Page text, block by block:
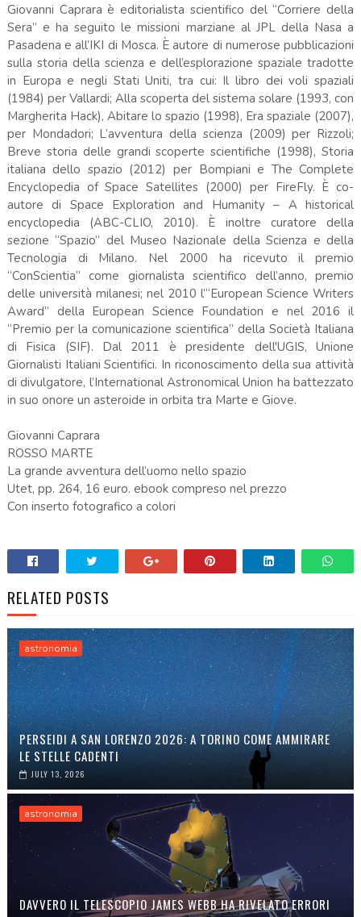
Giovanni Caprara è editorialista scientifico del “Corriere della
Sera” e ha seguito le missioni marziane al JPL della Nasa a
Pasadena e all’IKI di Mosca. È autore di numerose pubblicazioni
sulla storia della scienza e dell’esplorazione spaziale tradotte
in Europa e negli Stati Uniti, tra cui: Il libro dei voli spaziali
(1984) per Vallardi; Alla scoperta del sistema solare (1993, con
Margherita Hack), Abitare lo spazio (1998), Era spaziale (2007),
per Mondadori; L’avventura della scienza (2009) per Rizzoli;
Breve storia delle grandi scoperte scientifiche (1998), Storia
italiana dello spazio (2012) per Bompiani e The Complete
Encyclopedia of Space Satellites (2000) per FireFly. È co-
autore di Space Exploration and Humanity – A historical
encyclopedia (ABC-CLIO, 2010). È inoltre curatore della
sezione “Spazio” del Museo Nazionale della Scienza e della
Tecnologia di Milano. Nel 2000 ha ricevuto il premio
“ConScientia” come giornalista scientifico dell’anno, premio
delle università milanesi; nel 2010 l’“European Science Writers
Award” della European Science Foundation e nel 2016 il
“Premio per la comunicazione scientifica” della Società Italiana
di Fisica (SIF). Dal 2011 è presidente dell'UGIS, Unione
Giornalisti Italiani Scientifici. In riconoscimento della sua attività
di divulgatore, l’International Astronomical Union ha battezzato
in suo onore un asteroide in orbita tra Marte e Giove.
Giovanni Caprara
ROSSO MARTE
La grande avventura dell’uomo nello spazio
Utet, pp. 264, 16 euro. ebook compreso nel prezzo
Con inserto fotografico a colori
RELATED POSTS
astronomia
PERSEIDI A SAN LORENZO 2026: A TORINO COME AMMIRARE
LE STELLE CADENTI
JULY 13, 2026
astronomia
DAVVERO IL TELESCOPIO JAMES WEBB HA RIVELATO ERRORI